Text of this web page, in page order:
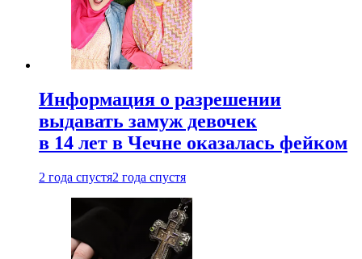
Информация о разрешении
выдавать замуж девочек
в 14 лет в Чечне оказалась фейком
2 года спустя2 года спустя